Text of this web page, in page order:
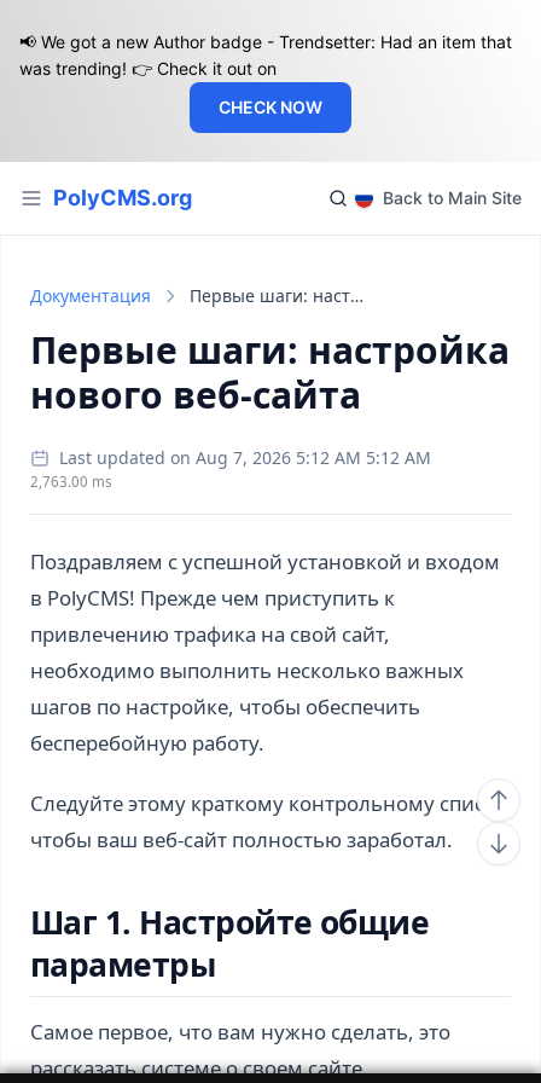
📢 We got a new Author badge - Trendsetter: Had an item that
was trending! 👉 Check it out on
CHECK NOW
PolyCMS.org Back to Main Site
Документация Первые шаги: настройка нового веб-сайта
Первые шаги: настройка
нового веб-сайта
Last updated on Aug 7, 2026 5:12 AM 5:12 AM
2,763.00 ms
Поздравляем с успешной установкой и входом
в PolyCMS! Прежде чем приступить к
привлечению трафика на свой сайт,
необходимо выполнить несколько важных
шагов по настройке, чтобы обеспечить
бесперебойную работу.
Следуйте этому краткому контрольному списку,
чтобы ваш веб-сайт полностью заработал.
Шаг 1. Настройте общие
параметры
Самое первое, что вам нужно сделать, это
рассказать системе о своем сайте.